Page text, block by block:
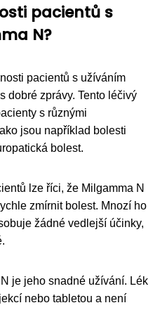
pacientů s
N?
pacientů s užíváním
dobré zprávy. Tento léčivý
s různými
jsou například bolesti
bolest.
lze říci, že Milgamma N
zmírnit bolest. Mnozí ho
žádné vedlejší účinky,
je jeho snadné užívání. Lék
nebo tabletou a není